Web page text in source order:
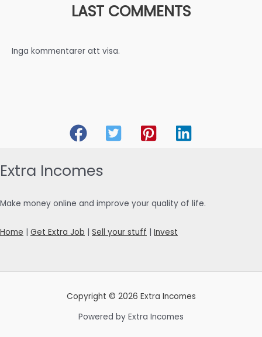
LAST COMMENTS
Inga kommentarer att visa.
Extra Incomes
Make money online and improve your quality of life.
Home Get Extra Job Sell your stuff Invest
Copyright © 2026 Extra Incomes
Powered by Extra Incomes